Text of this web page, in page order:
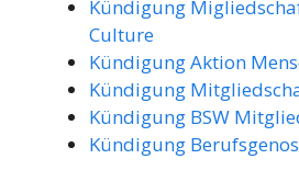
Kündigung
Culture
Kündigung Aktion
Kündigung
Kündigung BSW
Kündigung